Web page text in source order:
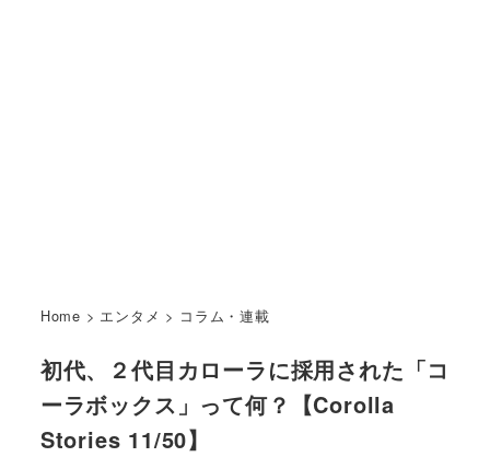
Home > エンタメ > コラム・連載
初代、２代目カローラに採用された「コ
ーラボックス」って何？【Corolla
Stories 11/50】